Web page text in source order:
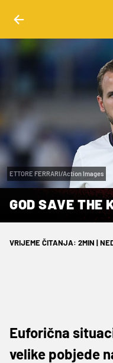
ETTORE FERRARI/Action Images
GOD SAVE THE
VRIJEME ČITANJA: 2MIN |
Euforična
velike pobjede